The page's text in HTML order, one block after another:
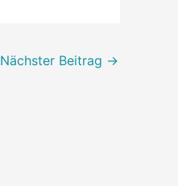
Nächster Beitrag →